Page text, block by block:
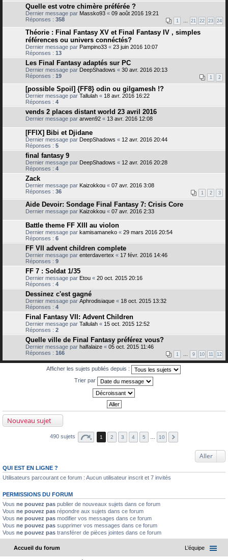
Quelle est votre chimère préférée ?
Dernier message par Massko93 « 09 août 2016 19:21
Réponses : 358 1 21 22 23 24
Théorie : Final Fantasy XV et Final Fantasy IV , simples
références ou univers connéctés?
Dernier message par Pampino33 « 23 juin 2016 10:07
Réponses : 13
Les Final Fantasy adaptés sur PC
Dernier message par DeepShadows « 30 avr. 2016 20:13
Réponses : 19 1 2
[possible Spoil] {FF8} odin ou gilgamesh !?
Dernier message par Tallulah « 18 avr. 2016 16:22
Réponses : 4
vends 2 places distant world 23 avril 2016
Dernier message par arwen92 « 13 avr. 2016 12:08
[FFIX] Bibi et Djidane
Dernier message par DeepShadows « 12 avr. 2016 20:44
Réponses : 5
final fantasy 9
Dernier message par DeepShadows « 12 avr. 2016 20:28
Réponses : 4
Zack
Dernier message par Kaizokkou « 07 avr. 2016 3:08
Réponses : 36 1 2 3
Aide Devoir: Sondage Final Fantasy 7: Crisis Core
Dernier message par Kaizokkou « 07 avr. 2016 2:33
Battle theme FF XIII au violon
Dernier message par kamisamaneko « 29 mars 2016 20:54
Réponses : 6
FF VII advent children complete
Dernier message par enterdavertex « 17 févr. 2016 14:46
Réponses : 9
FF 7 : Soldat 1/35
Dernier message par Etou « 20 oct. 2015 20:16
Réponses : 4
Dessinez c'est gagné
Dernier message par Aphrodisiaque « 18 oct. 2015 13:32
Réponses : 4
Final Fantasy VII: Advent Children
Dernier message par Tallulah « 15 oct. 2015 12:52
Réponses : 2
Quelle ville de Final Fantasy préférez vous?
Dernier message par halfalaize « 05 oct. 2015 11:46
Réponses : 166 1 9 10 11 12
Afficher les sujets publiés depuis :
Trier par
Nouveau sujet
490 sujets 1 2 3 4 5 10
Aller
QUI EST EN LIGNE ?
Utilisateurs parcourant ce forum : Aucun utilisateur inscrit et 7 invités
PERMISSIONS DU FORUM
Vous ne pouvez pas publier de nouveaux sujets dans ce forum
Vous ne pouvez pas répondre aux sujets dans ce forum
Vous ne pouvez pas modifier vos messages dans ce forum
Vous ne pouvez pas supprimer vos messages dans ce forum
Vous ne pouvez pas transférer de pièces jointes dans ce forum
Accueil du forum L’équipe